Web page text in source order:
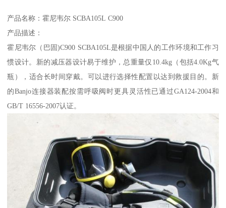
产品名称：霍尼韦尔 SCBA105L C900
产品描述：
霍尼韦尔（巴固)C900 SCBA105L是根据中国人的工作环境和工作习
惯设计。新的减压器设计易于维护，总重量仅10.4kg（包括4.0Kg气
瓶），适合长时间穿戴。可以进行选择性配置以达到救援目的。新
的Banjo连接器装配按需呼吸阀时更具灵活性已通过GA124-2004和
GB/T 16556-2007认证。